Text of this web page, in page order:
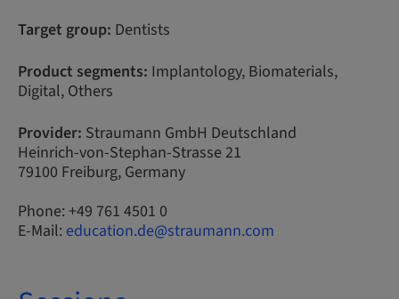
Target group: Dentists
Product segments: Implantology, Biomaterials,
Digital, Others
Provider: Straumann GmbH Deutschland
Heinrich-von-Stephan-Strasse 21
79100 Freiburg, Germany
Phone: +49 761 4501 0
E-Mail: education.de@straumann.com